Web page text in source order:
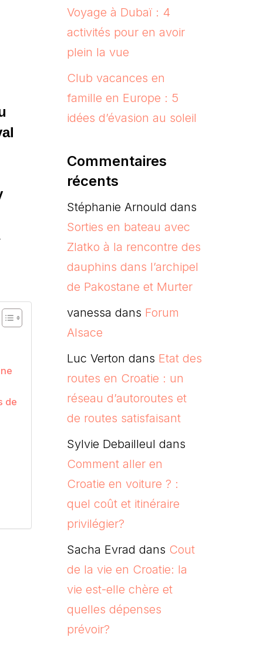
de
Voyage à Dubaï : 4
activités pour en avoir
plein la vue
Club vacances en
famille en Europe : 5
idées d’évasion au soleil
Commentaires
récents
Stéphanie Arnould dans
Sorties en bateau avec
Zlatko à la rencontre des
dauphins dans l’archipel
de Pakostane et Murter
vanessa dans Forum
Alsace
Luc Verton dans Etat des
routes en Croatie : un
réseau d’autoroutes et
de routes satisfaisant
Sylvie Debailleul dans
Comment aller en
Croatie en voiture ? :
quel coût et itinéraire
privilégier?
Sacha Evrad dans Cout
de la vie en Croatie: la
vie est-elle chère et
quelles dépenses
prévoir?